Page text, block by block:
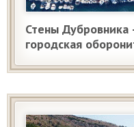
Стены Дубровника
городская